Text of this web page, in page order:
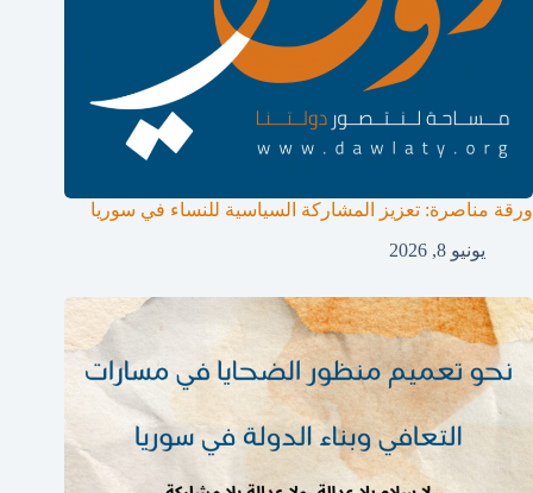
ورقة مناصرة: تعزيز المشاركة السياسية للنساء في سوريا
يونيو 8, 2026